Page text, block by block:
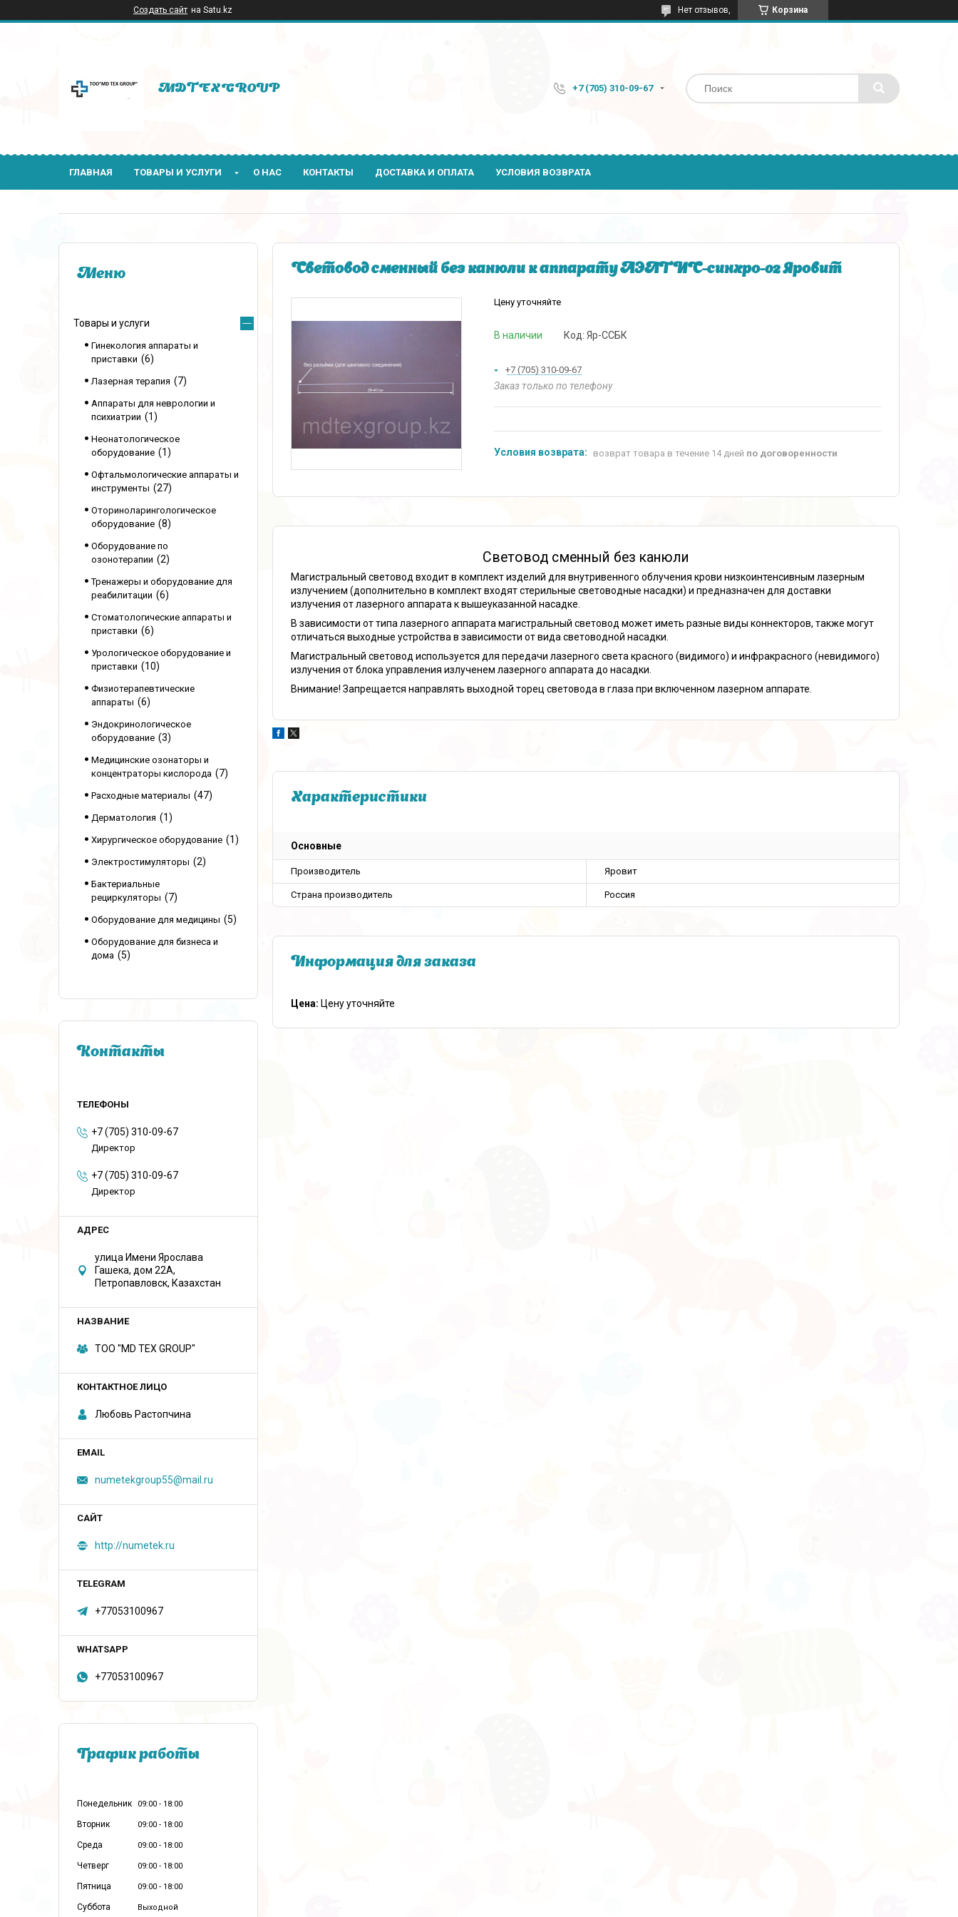
Создать сайт на Satu.kz Корзина
Нет отзывов,
MDTEXGROUP +7 (705) 310-09-67
ГЛАВНАЯ ТОВАРЫ И УСЛУГИ О НАС КОНТАКТЫ ДОСТАВКА И ОПЛАТА УСЛОВИЯ ВОЗВРАТА
Световод сменный без канюли к аппарату АЭЛТИС-синхро-02 Яровит
Цену уточняйте
В наличии Код: Яр-ССБК
+7 (705) 310-09-67
Заказ только по телефону
возврат товара в течение 14 дней по договоренности
Световод сменный без канюли
Магистральный световод входит в комплект изделий для внутривенного облучения крови низкоинтенсивным лазерным
излучением (дополнительно в комплект входят стерильные световодные насадки) и предназначен для доставки
излучения от лазерного аппарата к вышеуказанной насадке.
В зависимости от типа лазерного аппарата магистральный световод может иметь разные виды коннекторов, также могут
отличаться выходные устройства в зависимости от вида световодной насадки.
Магистральный световод используется для передачи лазерного света красного (видимого) и инфракрасного (невидимого)
излучения от блока управления излученем лазерного аппарата до насадки.
Внимание! Запрещается направлять выходной торец световода в глаза при включенном лазерном аппарате.
Характеристики
Основные
Производитель Яровит
Страна производитель Россия
Информация для заказа
Цена: Цену уточняйте
Товары и услуги
Гинекология аппараты и
приставки
6
Лазерная терапия 7
Аппараты для неврологии и
психиатрии
1
Неонатологическое
оборудование
1
Офтальмологические аппараты и
инструменты
27
Оториноларингологическое
оборудование
8
Оборудование по
озонотерапии
2
Тренажеры и оборудование для
реабилитации
6
Стоматологические аппараты и
приставки
6
Урологическое оборудование и
приставки
10
Физиотерапевтические
аппараты
6
Эндокринологическое
оборудование
3
Медицинские озонаторы и
концентраторы кислорода
7
Расходные материалы 47
Дерматология 1
Хирургическое оборудование 1
Электростимуляторы 2
Бактериальные
рециркуляторы
7
Оборудование для медицины 5
Оборудование для бизнеса и
дома
5
Контакты
+7 (705) 310-09-67
Директор
+7 (705) 310-09-67
Директор
улица Имени Ярослава
Гашека, дом 22А,
Петропавловск, Казахстан
ТОО "MD TEX GROUP"
Любовь Растопчина
numetekgroup55@mail.ru
http://numetek.ru
+77053100967
+77053100967
График работы
Понедельник 09:00 18:00
Вторник 09:00 18:00
Среда 09:00 18:00
Четверг 09:00 18:00
Пятница 09:00 18:00
Суббота Выходной